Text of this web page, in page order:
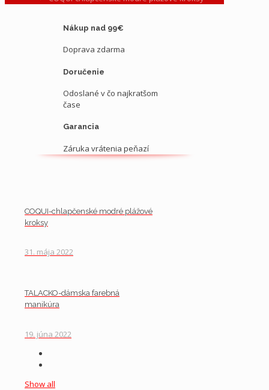
Nákup nad 99€
Doprava zdarma
Doručenie
Odoslané v čo najkratšom
čase
Garancia
Záruka vrátenia peňazí
COQUI-chlapčenské modré plážové
kroksy
31. mája 2022
TALACKO-dámska farebná
manikúra
19. júna 2022
Show all